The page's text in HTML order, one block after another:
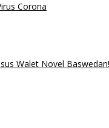
Corona
Walet Novel Baswedan!